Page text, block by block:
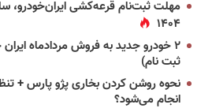
مهلت ثبت‌نام قرعه‌کشی ایران‌خودرو،
۱۴۰۴
۲ خودرو جدید به فروش مردادماه
ثبت نام)
نحوه روشن کردن بخاری پژو پارس +
انجام می‌شود؟